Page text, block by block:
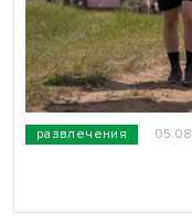
развлечения